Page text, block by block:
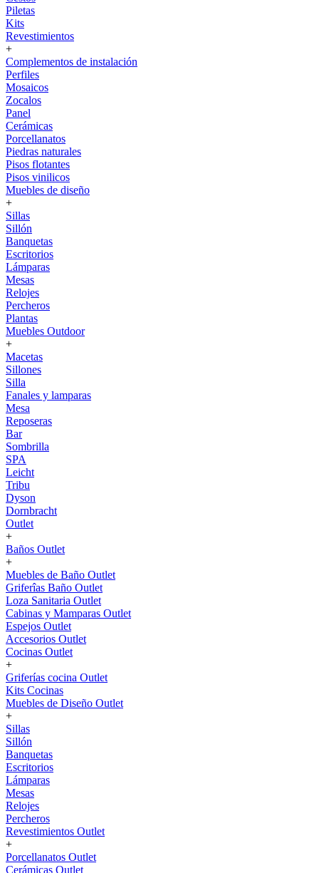
Piletas
Kits
Revestimientos
+
Complementos de instalación
Perfiles
Mosaicos
Zocalos
Panel
Cerámicas
Porcellanatos
Piedras naturales
Pisos flotantes
Pisos vinilicos
Muebles de diseño
+
Sillas
Sillón
Banquetas
Escritorios
Lámparas
Mesas
Relojes
Percheros
Plantas
Muebles Outdoor
+
Macetas
Sillones
Silla
Fanales y lamparas
Mesa
Reposeras
Bar
Sombrilla
SPA
Leicht
Tribu
Dyson
Dornbracht
Outlet
+
Baños Outlet
+
Muebles de Baño Outlet
Griferîas Baño Outlet
Loza Sanitaria Outlet
Cabinas y Mamparas Outlet
Espejos Outlet
Accesorios Outlet
Cocinas Outlet
+
Griferías cocina Outlet
Kits Cocinas
Muebles de Diseño Outlet
+
Sillas
Sillón
Banquetas
Escritorios
Lámparas
Mesas
Relojes
Percheros
Revestimientos Outlet
+
Porcellanatos Outlet
Cerámicas Outlet